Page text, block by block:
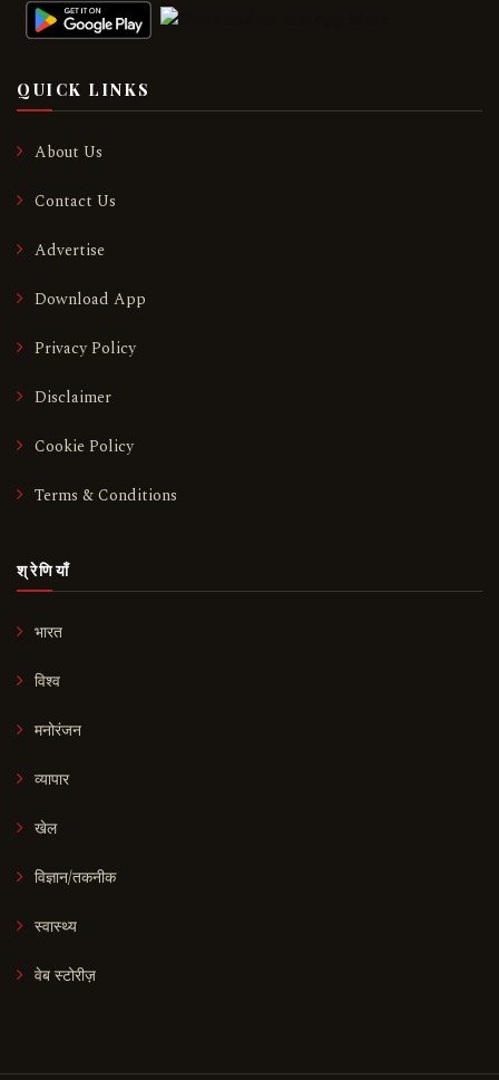
QUICK LINKS
About Us
Contact Us
Advertise
Download App
Privacy Policy
Disclaimer
Cookie Policy
Terms & Conditions
श्रेणियाँ
भारत
विश्व
मनोरंजन
व्यापार
खेल
विज्ञान/तकनीक
स्वास्थ्य
वेब स्टोरीज़